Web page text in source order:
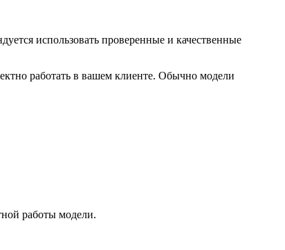
использовать проверенные и качественные
работать в вашем клиенте. Обычно модели
работы модели.